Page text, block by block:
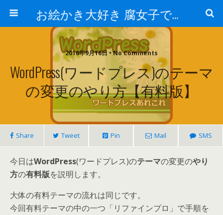
お絵かき大好き 腐女子でゲーマーのおかしな生活
2016年9月16日 • No Comments
WordPress(ワードプレス)のテーマ
の変更のやり方【有料版】
Share Tweet Pin Mail SMS
今日はWordPress(ワードプレス)のテーマの変更のやり
方の有料版を説明します。
大体の有料テーマの流れは同じです。
今回有料テーマの中の一つ「リファインプロ」で手順を